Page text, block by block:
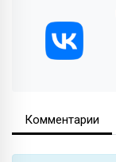
Комментарии